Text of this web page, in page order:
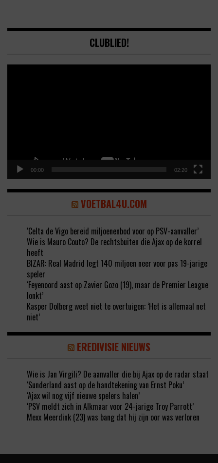
CLUBLIED!
00:00 02:20
VOETBAL4U.COM
‘Celta de Vigo bereid miljoenenbod voor op PSV-aanvaller’
Wie is Mauro Couto? De rechtsbuiten die Ajax op de korrel
heeft
BIZAR: Real Madrid legt 140 miljoen neer voor pas 19-jarige
speler
‘Feyenoord aast op Zavier Gozo (19), maar de Premier League
lonkt’
Kasper Dolberg weet niet te overtuigen: ‘Het is allemaal net
niet’
EREDIVISIE NIEUWS
Wie is Jan Virgili? De aanvaller die bij Ajax op de radar staat
‘Sunderland aast op de handtekening van Ernst Poku’
‘Ajax wil nog vijf nieuwe spelers halen’
‘PSV meldt zich in Alkmaar voor 24-jarige Troy Parrott’
Mexx Meerdink (23) was bang dat hij zijn oor was verloren